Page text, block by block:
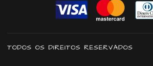
TODOS OS DIREITOS RESERVADOS